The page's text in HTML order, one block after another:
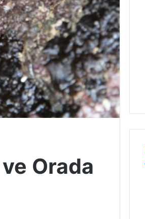
ve Orada